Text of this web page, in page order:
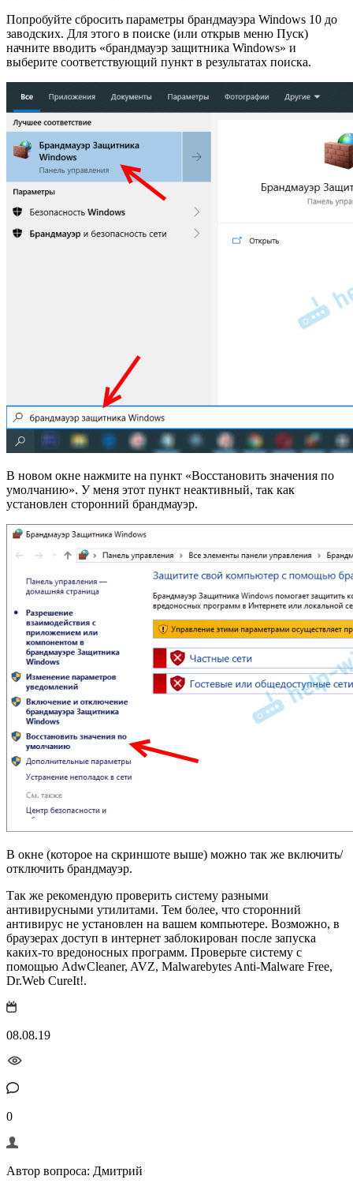
Попробуйте сбросить параметры брандмауэра Windows 10 до
заводских. Для этого в поиске (или открыв меню Пуск)
начните вводить «брандмауэр защитника Windows» и
выберите соответствующий пункт в результатах поиска.
В новом окне нажмите на пункт «Восстановить значения по
умолчанию». У меня этот пункт неактивный, так как
установлен сторонний брандмауэр.
В окне (которое на скриншоте выше) можно так же включить/
отключить брандмауэр.
Так же рекомендую проверить систему разными
антивирусными утилитами. Тем более, что сторонний
антивирус не установлен на вашем компьютере. Возможно, в
браузерах доступ в интернет заблокирован после запуска
каких-то вредоносных программ. Проверьте систему с
помощью AdwCleaner, AVZ, Malwarebytes Anti-Malware Free,
Dr.Web CureIt!.
08.08.19
0
Автор вопроса: Дмитрий